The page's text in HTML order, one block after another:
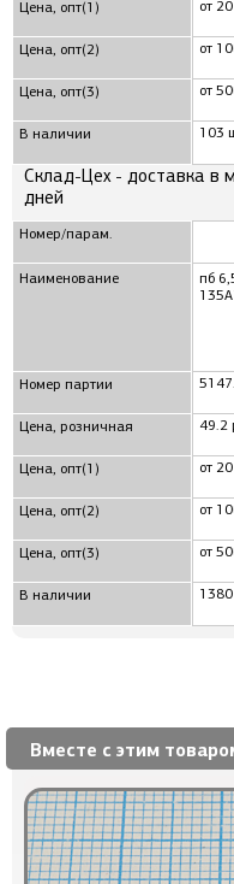
Цена, опт(1)
Цена, опт(2)
Цена, опт(3)
В наличии
от
от
от
103
Склад-Цех - доставка в
дней
Номер/парам.
Наименование
Номер партии
Цена, розничная
Цена, опт(1)
Цена, опт(2)
Цена, опт(3)
В наличии
пб
49.2
от
от
от
Вместе с этим